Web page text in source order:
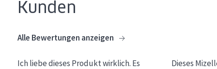
Essentials
Lift+
Kunden
Alle Bewertungen anzeigen
Ich liebe dieses Produkt wirklich. Es
Dieses